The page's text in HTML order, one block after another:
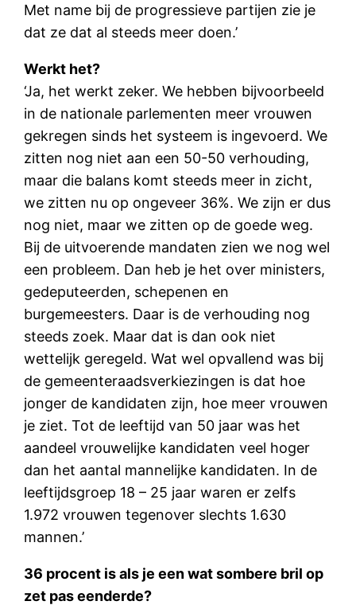
Met name bij de progressieve partijen zie je
dat ze dat al steeds meer doen.’
Werkt het?
‘Ja, het werkt zeker. We hebben bijvoorbeeld
in de nationale parlementen meer vrouwen
gekregen sinds het systeem is ingevoerd. We
zitten nog niet aan een 50-50 verhouding,
maar die balans komt steeds meer in zicht,
we zitten nu op ongeveer 36%. We zijn er dus
nog niet, maar we zitten op de goede weg.
Bij de uitvoerende mandaten zien we nog wel
een probleem. Dan heb je het over ministers,
gedeputeerden, schepenen en
burgemeesters. Daar is de verhouding nog
steeds zoek. Maar dat is dan ook niet
wettelijk geregeld. Wat wel opvallend was bij
de gemeenteraadsverkiezingen is dat hoe
jonger de kandidaten zijn, hoe meer vrouwen
je ziet. Tot de leeftijd van 50 jaar was het
aandeel vrouwelijke kandidaten veel hoger
dan het aantal mannelijke kandidaten. In de
leeftijdsgroep 18 – 25 jaar waren er zelfs
1.972 vrouwen tegenover slechts 1.630
mannen.’
36 procent is als je een wat sombere bril op
zet pas eenderde?